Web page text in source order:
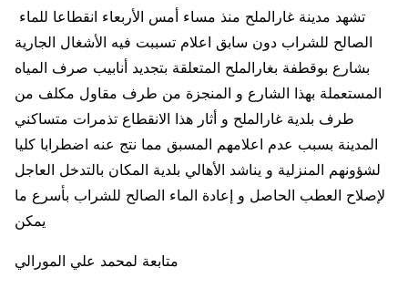
الصالح للشراب دون سابق اعلام تسببت فيه الأشغال الجارية
بشارع بوقطفة بغارالملح المتعلقة بتجديد أنابيب صرف المياه
المستعملة بهذا الشارع و المنجزة من طرف مقاول مكلف من
طرف بلدية غارالملح و أثار هذا الانقطاع تذمرات متساكني
المدينة بسبب عدم اعلامهم المسبق مما نتج عنه اضطرابا كليا
لشؤونهم المنزلية و يناشد الأهالي بلدية المكان بالتدخل العاجل
لإصلاح العطب الحاصل و إعادة الماء الصالح للشراب بأسرع ما
يمكن
متابعة لمحمد علي المورالي